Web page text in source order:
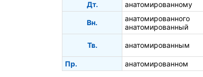
Дт.
анатомированному
Вн.
анатомированного
анатомированный
Тв. анатомированным
Пр. анатомированном